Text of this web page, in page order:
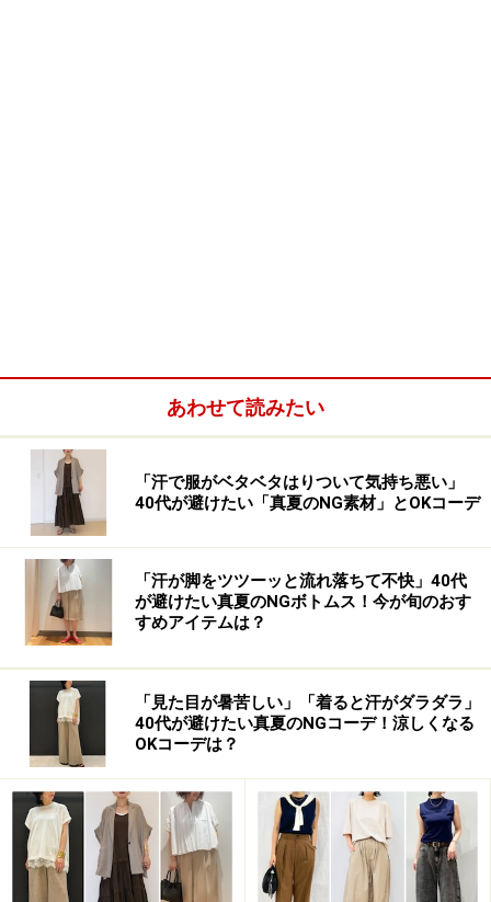
あわせて読みたい
「汗で服がベタベタはりついて気持ち悪い」
40代が避けたい「真夏のNG素材」とOKコーデ
「汗が脚をツツーッと流れ落ちて不快」40代
が避けたい真夏のNGボトムス！今が旬のおす
すめアイテムは？
「見た目が暑苦しい」「着ると汗がダラダラ」
40代が避けたい真夏のNGコーデ！涼しくなる
OKコーデは？